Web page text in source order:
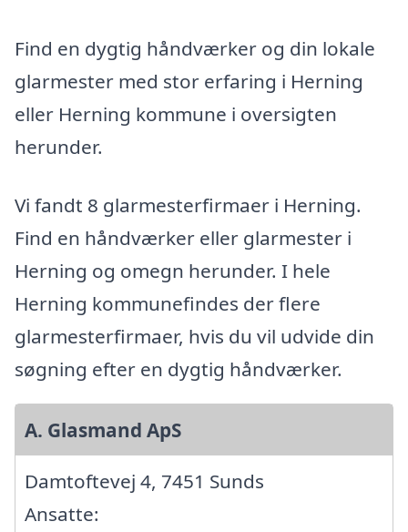
Find en dygtig håndværker og din lokale
glarmester med stor erfaring i Herning
eller Herning kommune i oversigten
herunder.
Vi fandt 8 glarmesterfirmaer i Herning.
Find en håndværker eller glarmester i
Herning og omegn herunder. I hele
Herning kommunefindes der flere
glarmesterfirmaer, hvis du vil udvide din
søgning efter en dygtig håndværker.
A. Glasmand ApS
Damtoftevej 4, 7451 Sunds
Ansatte: